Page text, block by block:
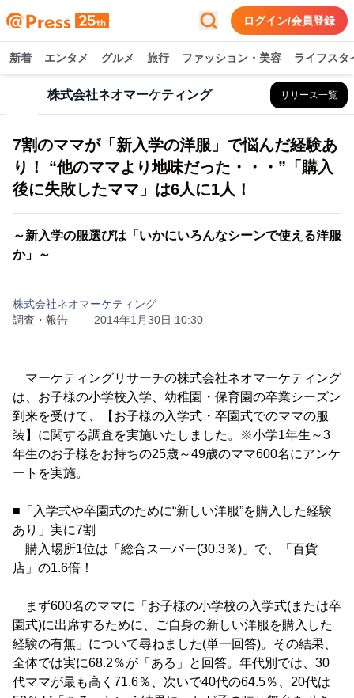
ログイン/会員登録
新着 エンタメ グルメ 旅行 ファッション・美容 ライフスタ
株式会社ネオマーケティング リリース一覧
7割のママが「新入学の洋服」で悩んだ経験あ
り！ “他のママより地味だった・・・”「購入
後に失敗したママ」は6人に1人！
～新入学の服選びは「いかにいろんなシーンで使える洋服
か」～
株式会社ネオマーケティング
調査・報告
2014年1月30日 10:30
マーケティングリサーチの株式会社ネオマーケティング
は、お子様の小学校入学、幼稚園・保育園の卒業シーズン
到来を受けて、【お子様の入学式・卒園式でのママの服
装】に関する調査を実施いたしました。※小学1年生～3
年生のお子様をお持ちの25歳～49歳のママ600名にアンケ
ートを実施。
■「入学式や卒園式のために“新しい洋服”を購入した経験
あり」実に7割
購入場所1位は「総合スーパー(30.3％)」で、「百貨
店」の1.6倍！
まず600名のママに「お子様の小学校の入学式(または卒
園式)に出席するために、ご自身の新しい洋服を購入した
経験の有無」について尋ねました(単一回答)。その結果、
全体では実に68.2％が「ある」と回答。年代別では、30
代ママが最も高く71.6％、次いで40代の64.5％、20代は